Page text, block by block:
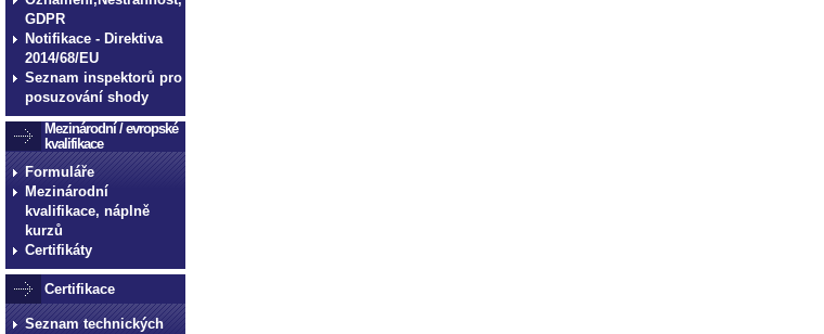
GDPR
Notifikace - Direktiva
2014/68/EU
Seznam inspektorů pro
posuzování shody
Mezinárodní / evropské
kvalifikace
Formuláře
Mezinárodní
kvalifikace, náplně
kurzů
Certifikáty
Certifikace
Seznam technických